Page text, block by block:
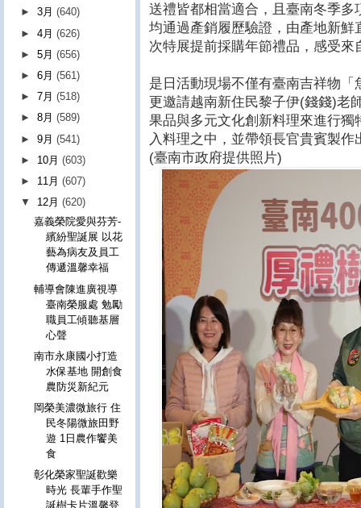
送禮皆都相當適合，且臺南冬季
均通過產銷履歷驗證，由產地新
次特展提前採購年節禮品，感受來
是日活動現場不僅有臺南吉祥物
更邀請越南新住民黎子伊(錢錢)老
果品與多元文化創新料理來進行
入料理之中，並帶領長官貴賓製
(臺南市政府提供照片)
►3月(640)
►4月(626)
►5月(656)
►6月(561)
►7月(518)
►8月(589)
►9月(541)
► 10月(603)
► 11月(607)
▼ 12月(620)
嘉義榮院愛與芬芳-
繽紛聖誕展 以花
藝為病友及員工
傳遞溫馨幸福
輔導會陳進廣視導
臺南榮服處 勉勵
職員工傾聽基層
心聲
南市永康國小打造
水保基地 開創食
農防災新紀元
岡榮美濃微旅行 住
民冬陽微旅田野
遊 1日農作饗美
食
彰化榮家聖誕歡樂
時光 長輩手作聖
誕樹卡片溫馨登